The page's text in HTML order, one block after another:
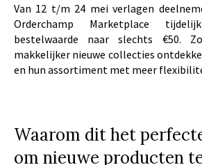
Van 12 t/m 24 mei verlagen
Orderchamp Marketplace
bestelwaarde naar slechts €50.
makkelijker nieuwe collecties
en hun assortiment met meer
Waarom dit het
om nieuwe producten